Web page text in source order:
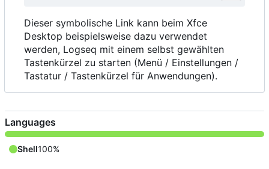
Dieser symbolische Link kann beim Xfce
Desktop beispielsweise dazu verwendet
werden, Logseq mit einem selbst gewählten
Tastenkürzel zu starten (Menü / Einstellungen /
Tastatur / Tastenkürzel für Anwendungen).
Languages
Shell100%